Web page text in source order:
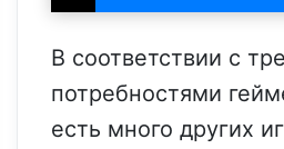
В соответствии с
потребностями
есть много других